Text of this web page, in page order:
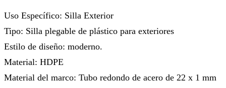
Uso Específico: Silla Exterior
Tipo: Silla plegable de plástico para exteriores
Estilo de diseño: moderno.
Material: HDPE
Material del marco: Tubo redondo de acero de 22 x 1 mm